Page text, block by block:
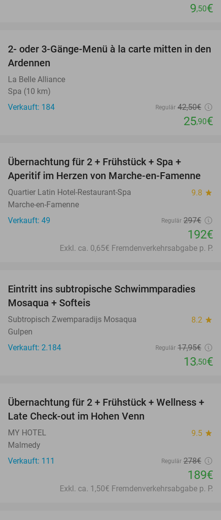
9,50€
39%
2- oder 3-Gänge-Menü à la carte mitten in den
Ardennen
La Belle Alliance
Spa (10 km)
Verkauft: 184
Regulär 42,50€
25,90€
Übernachtung für 2 + Frühstück + Spa +
Aperitif im Herzen von Marche-en-Famenne
Quartier Latin Hotel-Restaurant-Spa 9.8 star
Marche-en-Famenne
Verkauft: 49
Regulär 297€
192€
Exkl. ca. 0,65€ Fremdenverkehrsabgabe p. P.
25%
Eintritt ins subtropische Schwimmparadies
Mosaqua + Softeis
Subtropisch Zwemparadijs Mosaqua 8.2 star
Gulpen
Verkauft: 2.184
Regulär 17,95€
13,50€
32%
Übernachtung für 2 + Frühstück + Wellness +
Late Check-out im Hohen Venn
MY HOTEL 9.5 star
Malmedy
Verkauft: 111
Regulär 278€
189€
Exkl. ca. 1,50€ Fremdenverkehrsabgabe p. P.